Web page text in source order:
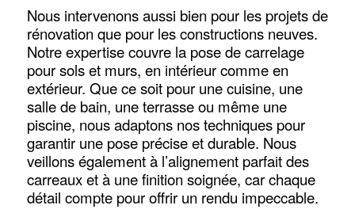
Nous intervenons aussi bien pour les projets de
rénovation que pour les constructions neuves.
Notre expertise couvre la pose de carrelage
pour sols et murs, en intérieur comme en
extérieur. Que ce soit pour une cuisine, une
salle de bain, une terrasse ou même une
piscine, nous adaptons nos techniques pour
garantir une pose précise et durable. Nous
veillons également à l’alignement parfait des
carreaux et à une finition soignée, car chaque
détail compte pour offrir un rendu impeccable.